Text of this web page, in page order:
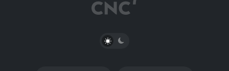
PŘEPNOUT SVĚTLÝ/TMAVÝ REŽIM